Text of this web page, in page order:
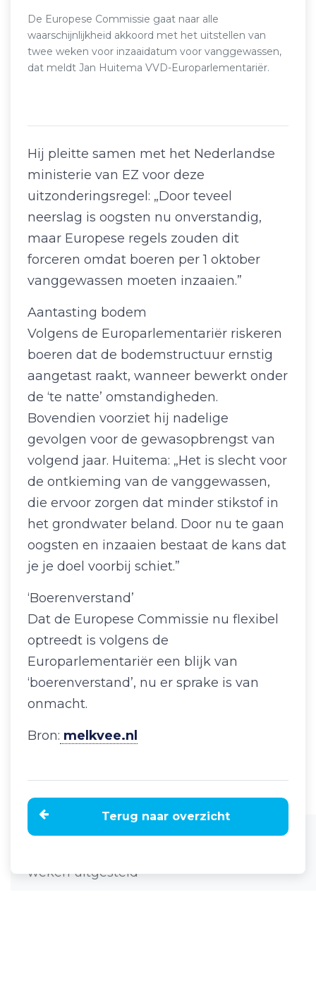
Home
Nieuws
weken uitgesteld
De Europese Commissie gaat naar alle
waarschijnlijkheid akkoord met het uitstellen van
twee weken voor inzaaidatum voor vanggewassen,
dat meldt Jan Huitema VVD-Europarlementariër.
Hij pleitte samen met het Nederlandse
ministerie van EZ voor deze
uitzonderingsregel: „Door teveel
neerslag is oogsten nu onverstandig,
maar Europese regels zouden dit
forceren omdat boeren per 1 oktober
vanggewassen moeten inzaaien.”
Aantasting bodem
Volgens de Europarlementariër riskeren
boeren dat de bodemstructuur ernstig
aangetast raakt, wanneer bewerkt onder
de ‘te natte’ omstandigheden.
Bovendien voorziet hij nadelige
gevolgen voor de gewasopbrengst van
volgend jaar. Huitema: „Het is slecht voor
de ontkieming van de vanggewassen,
die ervoor zorgen dat minder stikstof in
het grondwater beland. Door nu te gaan
oogsten en inzaaien bestaat de kans dat
je je doel voorbij schiet.”
‘Boerenverstand’
Dat de Europese Commissie nu flexibel
optreedt is volgens de
Europarlementariër een blijk van
‘boerenverstand’, nu er sprake is van
onmacht.
Bron: melkvee.nl
Terug naar overzicht